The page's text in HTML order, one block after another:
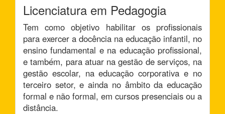
Licenciatura em Pedagogia
Tem como objetivo habilitar os profissionais
para exercer a docência na educação infantil, no
ensino fundamental e na educação profissional,
e também, para atuar na gestão de serviços, na
gestão escolar, na educação corporativa e no
terceiro setor, e ainda no âmbito da educação
formal e não formal, em cursos presenciais ou a
distância.